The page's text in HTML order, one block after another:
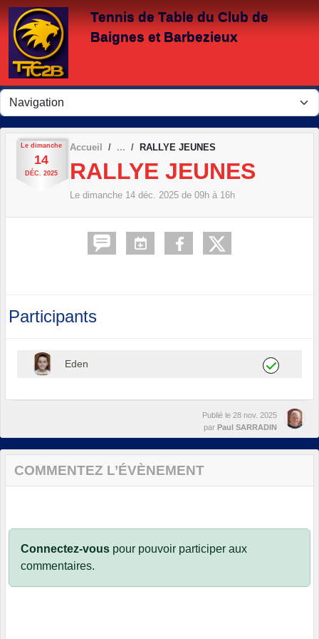
Tennis de Table du Club de
Baignes et Barbezieux
Le dimanche
14
DÉC. 2025
Accueil RALLYE JEUNES
RALLYE JEUNES
Le dimanche 14 déc. 2025 de 09h à 16h
Participants
Eden
Publié le 28 nov. 2025
par Paul SARRADIN
COMMENTEZ L’ÉVÈNEMENT
Connectez-vous pour pouvoir participer aux
commentaires.
Panneau de gestion des cookies